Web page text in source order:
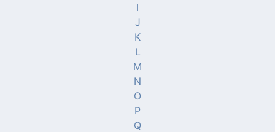
I
J
K
L
M
N
O
P
Q